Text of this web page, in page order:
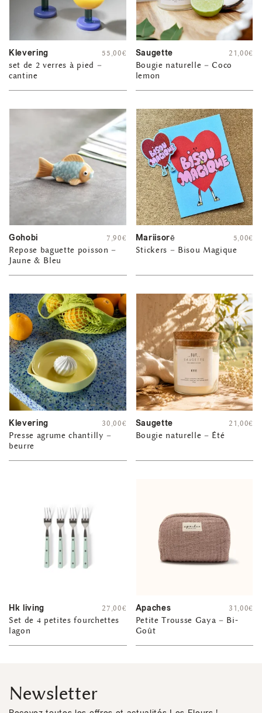
Klevering
set de 2 verres à pied –
cantine
55,00€ Saugette
Bougie naturelle – Coco
lemon
21,00€
Gohobi
Repose baguette poisson –
Jaune & Bleu
7,90€ Mariisorē
Stickers – Bisou Magique
5,00€
Klevering
Presse agrume chantilly –
beurre
30,00€ Saugette
Bougie naturelle – Été
21,00€
Hk living
Set de 4 petites fourchettes
lagon
27,00€ Apaches
Petite Trousse Gaya – Bi-
Goût
31,00€
Newsletter